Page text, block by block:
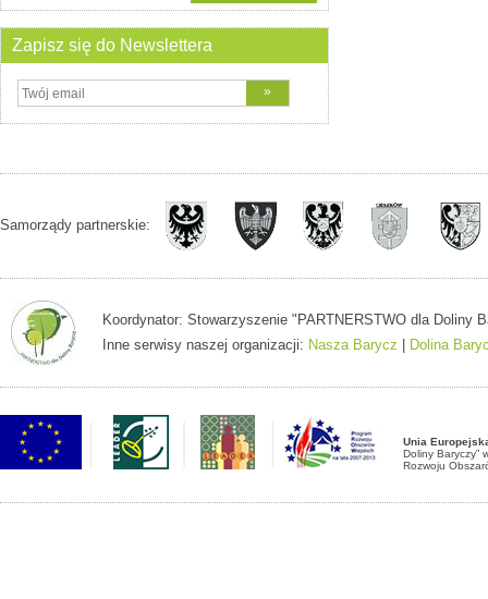
Zapisz się do Newslettera
Samorządy partnerskie:
Koordynator: Stowarzyszenie "PARTNERSTWO dla
Inne serwisy naszej organizacji: Nasza Barycz Dolina
Unia
Doliny Baryczy”
Rozwoju